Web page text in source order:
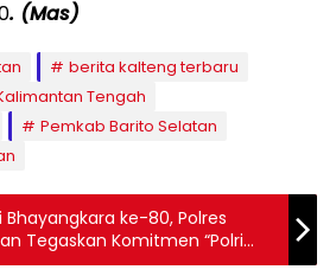
. (Mas)
berita kalteng terbaru
Tengah
Pemkab Barito Selatan
Bhayangkara ke-80, Polres
Tegaskan Komitmen “Polri